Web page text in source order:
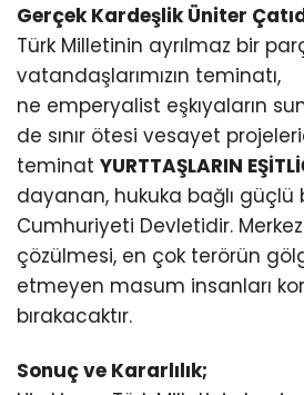
Gerçek Kardeşlik Üniter
Türk Milletinin ayrılmaz bir
vatandaşlarımızın teminatı,
ne emperyalist eşkıyaların
de sınır ötesi vesayet
teminat YURTTAŞLARIN
dayanan, hukuka bağlı güçlü
Cumhuriyeti Devletidir.
çözülmesi, en çok terörün
etmeyen masum insanları
bırakacaktır.
Sonuç ve Kararlılık;